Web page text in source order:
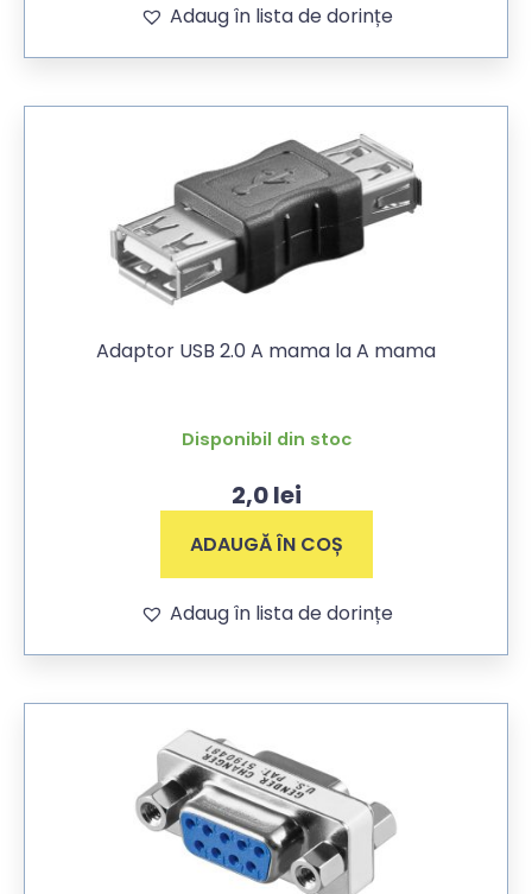
Adaug în lista de dorințe
Adaptor USB 2.0 A mama la A mama
Disponibil din stoc
2,0lei
ADAUGĂ ÎN COȘ
Adaug în lista de dorințe